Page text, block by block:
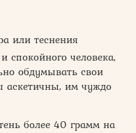
или теснения
спокойного человека,
обдумывать свои
аскетичны, им чуждо
более 40 грамм на